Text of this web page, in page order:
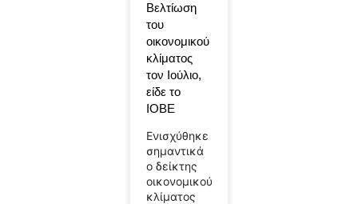
Βελτίωση
του
οικονομικού
κλίματος
τον Ιούλιο,
είδε το
ΙΟΒΕ
Ενισχύθηκε
σημαντικά
ο δείκτης
οικονομικού
κλίματος